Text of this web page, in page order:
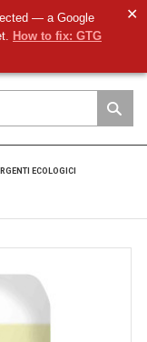
— a Google
How to fix: GTG
✕
ECOLOGICI